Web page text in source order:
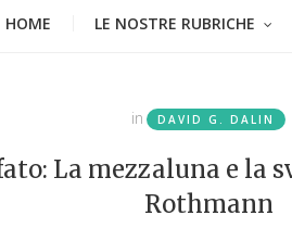
HOME LE NOSTRE RUBRICHE
in DAVID G. DALIN
La mezzaluna e la
Rothmann